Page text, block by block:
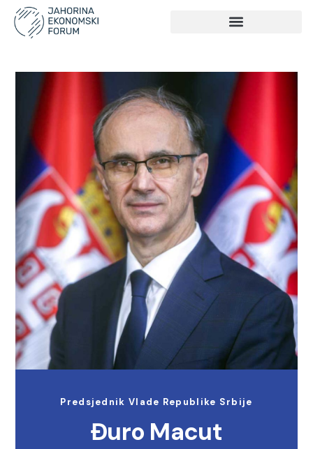
Predsjednik Vlade Republike Srbije
Đuro Macut